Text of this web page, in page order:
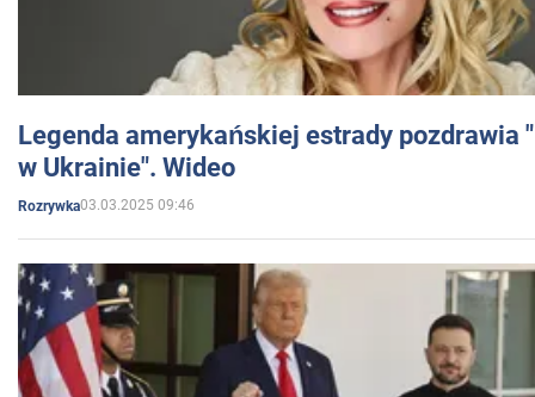
Legenda amerykańskiej estrady pozdrawia
w Ukrainie". Wideo
Rozrywka03.03.2025 09:46